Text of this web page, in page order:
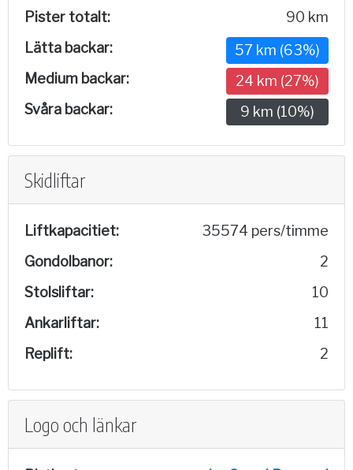
Pister totalt:
90 km
Lätta backar:
57 km (63%)
Medium backar:
24 km (27%)
Svåra backar:
9 km (10%)
Skidliftar
Liftkapacitiet:
35574 pers/timme
Gondolbanor:
2
Stolsliftar:
10
Ankarliftar:
11
Replift:
2
Logo och länkar